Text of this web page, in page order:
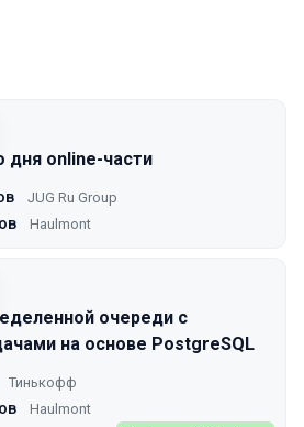
дня online-части
JUG Ru Group
Haulmont
очереди с
на основе PostgreSQL
Тинькофф
Haulmont